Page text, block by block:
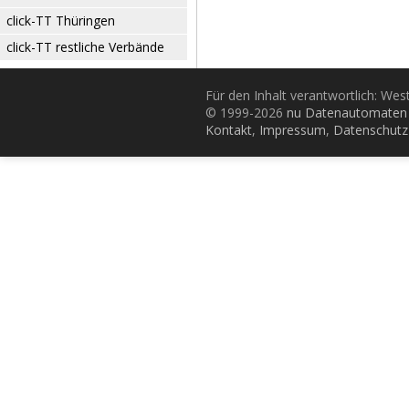
click-TT Thüringen
click-TT restliche Verbände
Für den Inhalt verantwortlich:
© 1999-2026 nu
Kontakt, Impressum, Datenschutz